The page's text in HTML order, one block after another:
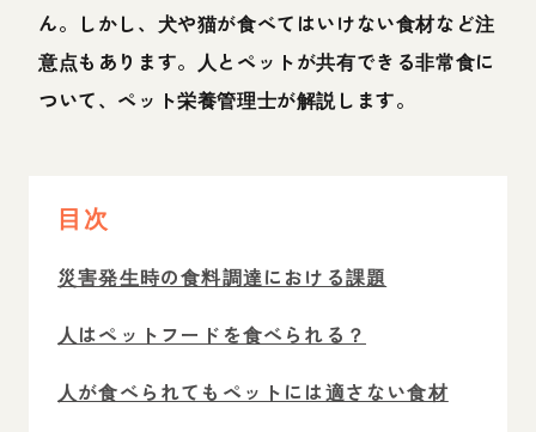
ん。しかし、犬や猫が食べてはいけない食材など注
意点もあります。人とペットが共有できる非常食に
ついて、ペット栄養管理士が解説します。
目次
災害発生時の食料調達における課題
人はペットフードを食べられる？
人が食べられてもペットには適さない食材